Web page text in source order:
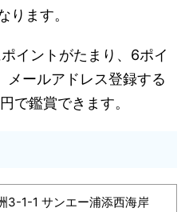
ります。
イントがたまり、 6ポイ
メールアドレス登録する
で鑑賞でき ます。
3-1-1 サンエー浦添西海岸